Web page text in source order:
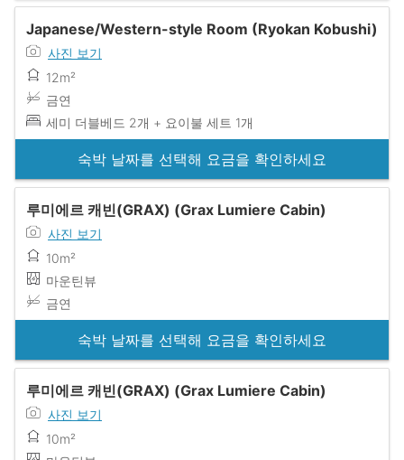
Japanese/Western-style Room (Ryokan Kobushi)
사진 보기
12m²
금연
세미 더블베드 2개 + 요이불 세트 1개
숙박 날짜를 선택해 요금을 확인하세요
루미에르 캐빈(GRAX) (Grax Lumiere Cabin)
사진 보기
10m²
마운틴뷰
금연
숙박 날짜를 선택해 요금을 확인하세요
루미에르 캐빈(GRAX) (Grax Lumiere Cabin)
사진 보기
10m²